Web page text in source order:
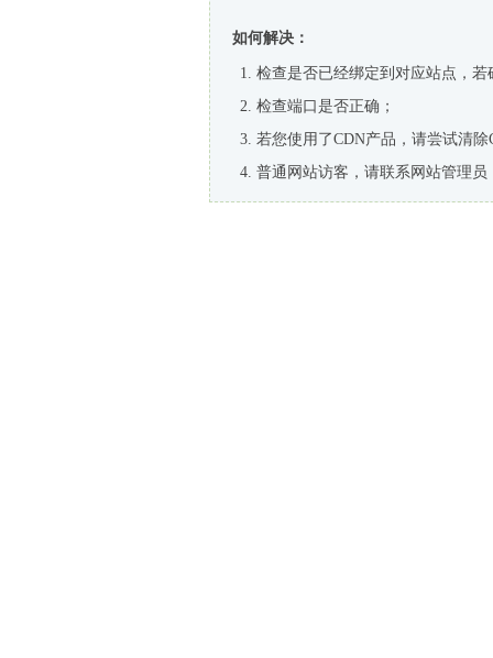
如何解决：
检查是否已经绑定到对应站点，
检查端口是否正确；
若您使用了CDN产品，请尝试清除
普通网站访客，请联系网站管理员